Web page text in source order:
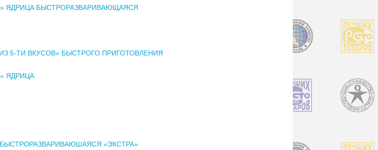
ЯДРИЦА БЫСТРОРАЗВАРИВАЮЩАЯСЯ
5-ТИ ВКУСОВ» БЫСТРОГО ПРИГОТОВЛЕНИЯ
ЯДРИЦА
«ЭКСТРА»